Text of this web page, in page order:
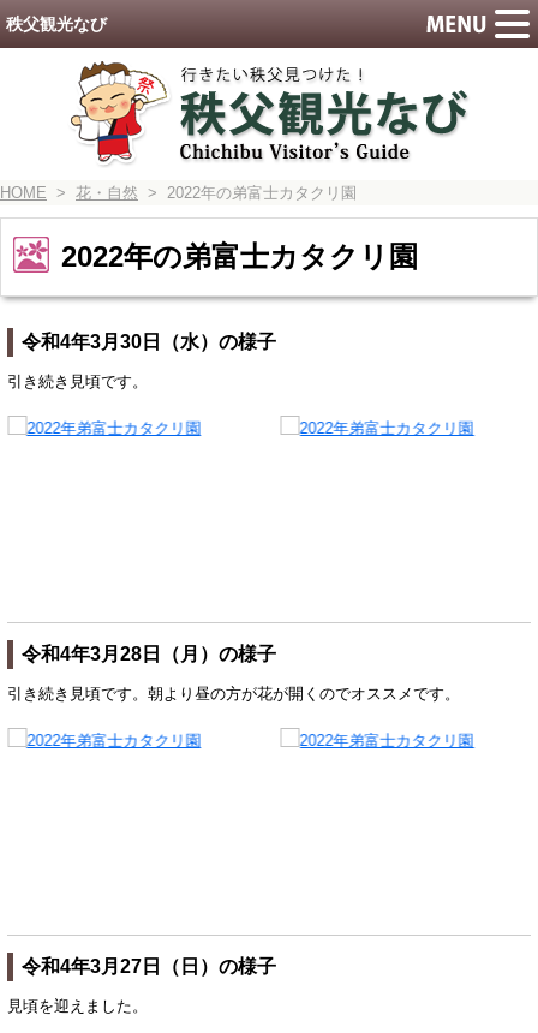
HOME > 花・自然 > 2022年の弟富士カタクリ園
2022年の弟富士カタクリ園
令和4年3月30日（水）の様子
引き続き見頃です。
令和4年3月28日（月）の様子
引き続き見頃です。朝より昼の方が花が開くのでオススメです。
令和4年3月27日（日）の様子
見頃を迎えました。
秩父観光なび